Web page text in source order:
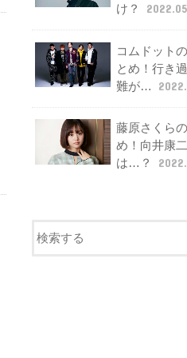
け？
コムドット
とめ！行き
難が…
藤原さくら
め！向井康
は…？